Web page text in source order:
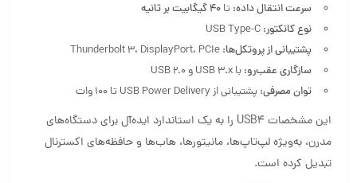
سرعت انتقال داده: تا ۴۰ گیگابیت بر ثانیه
نوع کانکتور:
پشتیبانی از پروتکل‌ها:
سازگاری عقب‌رو: با USB 3.x و USB 2.0
توان مصرفی: پشتیبانی از USB Power Delivery تا ۱۰۰ وات
این مشخصات USB4 را به یک استاندارد ایده‌آل برای دستگاه‌های
مدرن، به‌ویژه لپ‌تاپ‌ها، مانیتورها، هاب‌ها و حافظه‌های اکسترنال
تبدیل کرده است.